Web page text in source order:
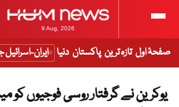
9 Aug, 2026
صفحۂ اول تازہ ترین پاکستان دنیا ایران-
یوکرین نے گرفتار روسی فوجیوں کو